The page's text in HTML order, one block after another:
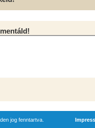
jog fenntartva.